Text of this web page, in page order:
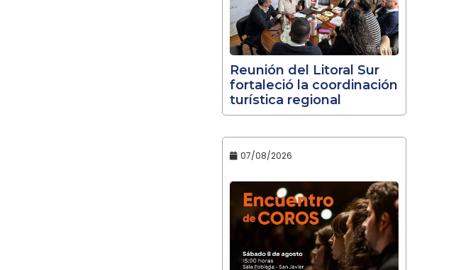
Reunión del Litoral Sur
fortaleció la coordinación
turística regional
07/08/2026